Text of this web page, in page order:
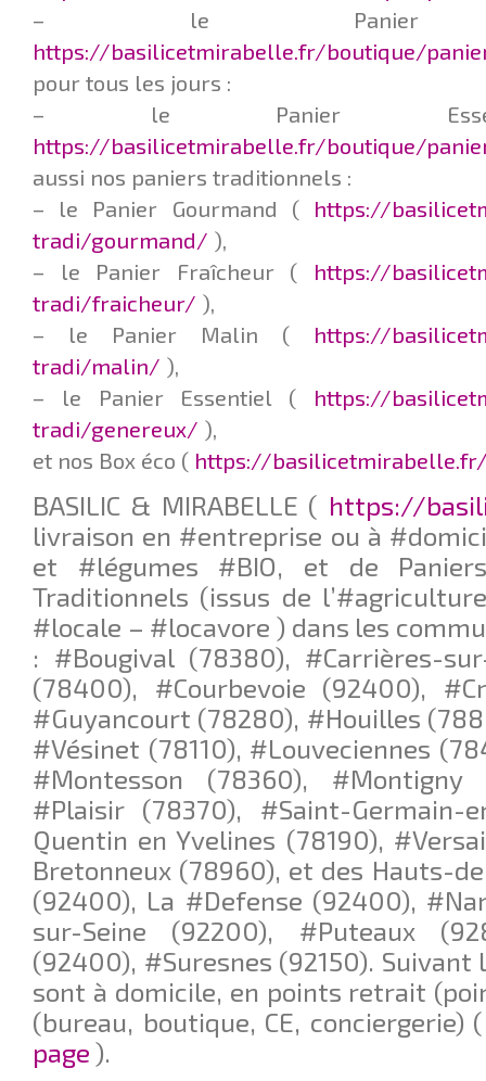
– le Panier
https://basilicetmirabelle.fr/boutique/
pour tous les jours :
– le Panier
https://basilicetmirabelle.fr/boutique/
aussi nos paniers traditionnels :
– le Panier Gourmand ( https://
tradi/gourmand/ ),
– le Panier Fraîcheur ( https://
tradi/fraicheur/ ),
– le Panier Malin ( https://
tradi/malin/ ),
– le Panier Essentiel ( https://
tradi/genereux/ ),
et nos Box éco ( https://
BASILIC & MIRABELLE ( https://
livraison en #entreprise ou à
et #légumes #BIO, et de
Traditionnels (issus de
#locale – #locavore ) dans les
: #Bougival (78380), #Carrières-
(78400), #Courbevoie (92400),
#Guyancourt (78280), #Houilles
#Vésinet (78110), #Louveciennes
#Montesson (78360), #Montigny
#Plaisir (78370), #Saint-Germain-
Quentin en Yvelines (78190),
Bretonneux (78960), et des Hauts-
(92400), La #Defense (92400),
sur-Seine (92200), #Puteaux
(92400), #Suresnes (92150).
sont à domicile, en points retrait
(bureau, boutique, CE, conciergerie)
page ).